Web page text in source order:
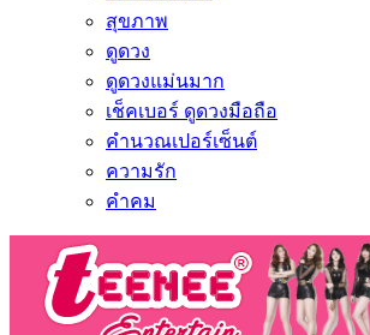
สุขภาพ
ดูดวง
ดูดวงแม่นมาก
เช็คเบอร์ ดูดวงมือถือ
คำนวณเปอร์เซ็นต์
ความรัก
คำคม